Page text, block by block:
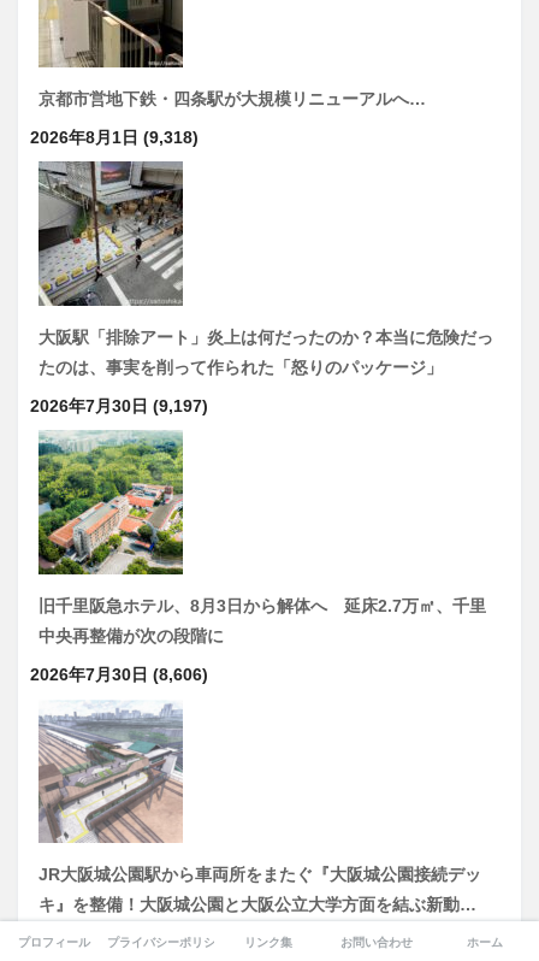
京都市営地下鉄・四条駅が大規模リニューアルへ…
2026年8月1日 (9,318)
大阪駅「排除アート」炎上は何だったのか？本当に危険だっ
たのは、事実を削って作られた「怒りのパッケージ」
2026年7月30日 (9,197)
旧千里阪急ホテル、8月3日から解体へ 延床2.7万㎡、千里
中央再整備が次の段階に
2026年7月30日 (8,606)
JR大阪城公園駅から車両所をまたぐ『大阪城公園接続デッ
キ』を整備！大阪城公園と大阪公立大学方面を結ぶ新動…
2026年8月4日 (8,179)
プロフィール プライバシーポリシー リンク集 お問い合わせ ホーム